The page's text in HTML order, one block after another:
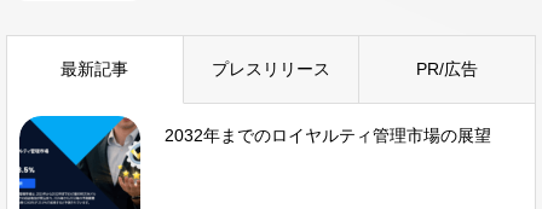
最新記事 プレスリリース PR/広告
2032年までのロイヤルティ管理市場の展望